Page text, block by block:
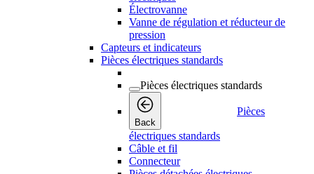
Électrovanne
Vanne de régulation et réducteur de
pression
Capteurs et indicateurs
Pièces électriques standards
Pièces électriques standards
Back
Pièces
électriques standards
Câble et fil
Connecteur